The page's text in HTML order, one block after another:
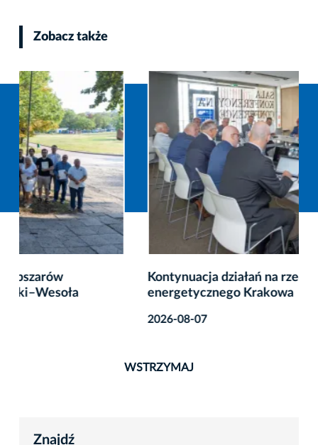
Zobacz także
Kontynuacja działań na rzecz bezpieczeństwa
energetycznego Krakowa
WSTRZYMAJ
Znajdź